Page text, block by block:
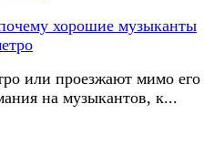
или проезжают мимо его
на музыкантов, к...